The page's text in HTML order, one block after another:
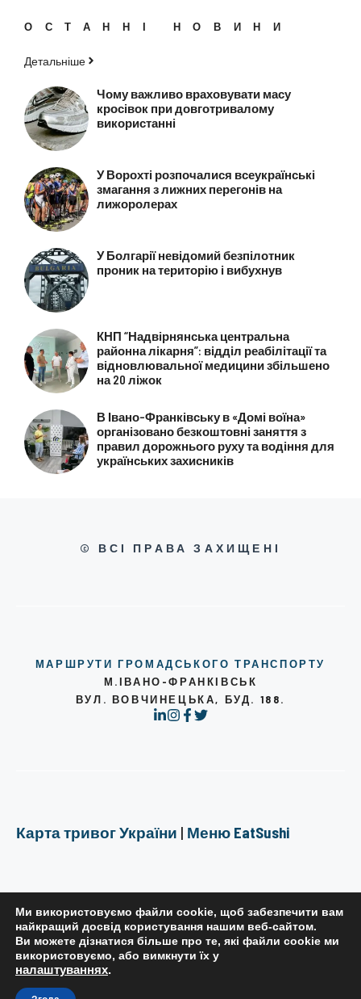
ОСТАННІ НОВИНИ
Детальніше
Чому важливо враховувати масу
кросівок при довготривалому
використанні
У Ворохті розпочалися всеукраїнські
змагання з лижних перегонів на
лижоролерах
У Болгарії невідомий безпілотник
проник на територію і вибухнув
КНП “Надвірнянська центральна
районна лікарня”: відділ реабілітації та
відновлювальної медицини збільшено
на 20 ліжок
В Івано-Франківську в «Домі воїна»
організовано безкоштовні заняття з
правил дорожнього руху та водіння для
українських захисників
© ВСІ ПРАВА ЗАХИЩЕНІ
МАРШРУТИ ГРОМАДСЬКОГО ТРАНСПОРТУ
М.ІВАНО-ФРАНКІВСЬК
ВУЛ. ВОВЧИНЕЦЬКА, БУД. 188.
Карта тривог України | Меню EatSushi
РЕДАКЦІЙНА ПОЛІТИКА
ПОЛІТИКА КОНФІДЕНЦІЙНОСТІ
ПРАВИЛА КОРИСТУВАННЯ САЙТОМ
Ми використовуємо файли cookie, щоб забезпечити вам
найкращий досвід користування нашим веб-сайтом.
Ви можете дізнатися більше про те, які файли cookie ми
використовуємо, або вимкнути їх у
налаштуваннях.